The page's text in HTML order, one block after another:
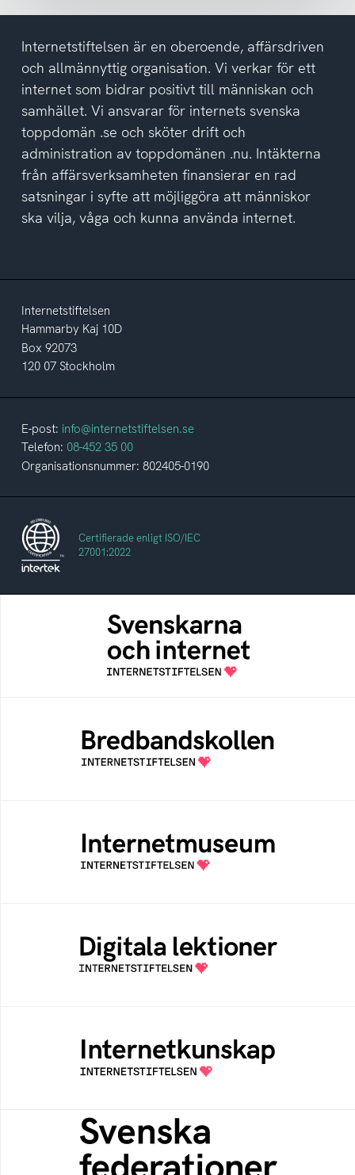
del
av
integritetspolicyn
Internetstiftelsen är en oberoende, affärsdriven
och allmännyttig organisation. Vi verkar för ett
internet som bidrar positivt till människan och
samhället. Vi ansvarar för internets svenska
toppdomän .se och sköter drift och
administration av toppdomänen .nu. Intäkterna
från affärsverksamheten finansierar en rad
satsningar i syfte att möjliggöra att människor
ska vilja, våga och kunna använda internet.
Internetstiftelsen
Hammarby Kaj 10D
Box 92073
120 07 Stockholm
E-post: info@internetstiftelsen.se
Telefon: 08-452 35 00
Organisationsnummer: 802405-0190
Certifierade enligt ISO/IEC
27001:2022
Svenskarna och internet
En årlig studie av svenska folkets
internetvanor
Bredbandskollen är ett oberoende
konsumentverktyg som drivs av
Internetstiftelsen
Ett digitalt museum som byggts, och kureras
av Internetstiftelsen
Öppen digital lärresurs med färdiga lektioner
för alla stadier i grundskolan
Samlad kunskap som hjälper dig att bli en
säker och medveten internetanvändare
Svenska federationer
Grunden för medlemskap i en sektors- eller
kontextspecifik federation